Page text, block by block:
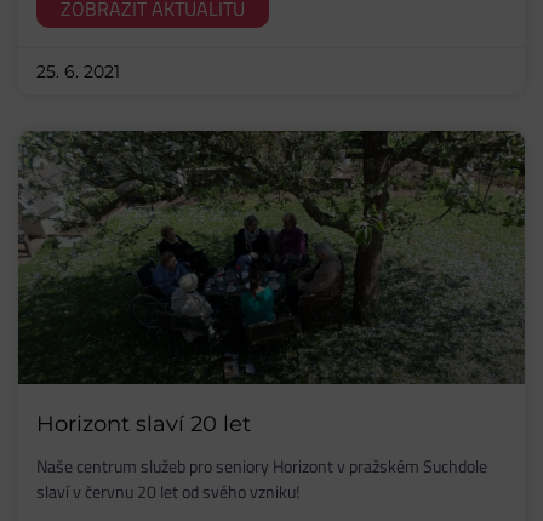
ZOBRAZIT AKTUALITU
25. 6. 2021
Horizont slaví 20 let
Naše centrum služeb pro seniory Horizont v pražském Suchdole
slaví v červnu 20 let od svého vzniku!